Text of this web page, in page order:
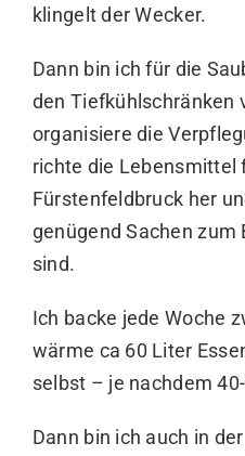
klingelt der Wecker.
Dann bin ich für die
den Tiefkühlschränken
organisiere die
richte die Lebensmittel
Fürstenfeldbruck her
genügend Sachen zum
sind.
Ich backe jede Woche
wärme ca 60 Liter
selbst – je nachdem
Dann bin ich auch in